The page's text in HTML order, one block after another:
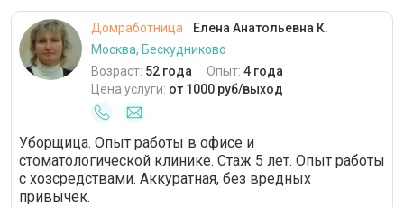
Домработница
Елена Анатольевна К.
Москва, Бескудниково
Возраст: 52 года Опыт: 4 года
Цена услуги: от 1000 руб/выход
Уборщица. Опыт работы в офисе и
стоматологической клинике. Стаж 5 лет. Опыт работы
с хозсредствами. Аккуратная, без вредных
привычек.